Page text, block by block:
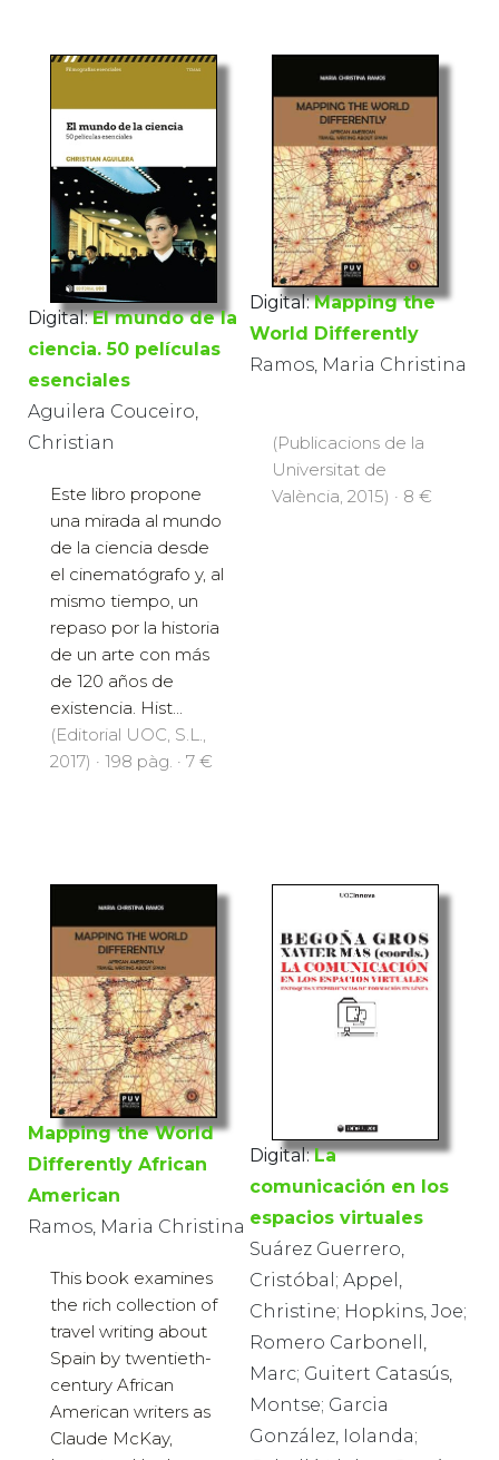
Digital: El mundo de la
ciencia. 50 películas
esenciales
Aguilera Couceiro,
Christian
Este libro propone
una mirada al mundo
de la ciencia desde
el cinematógrafo y, al
mismo tiempo, un
repaso por la historia
de un arte con más
de 120 años de
existencia. Hist...
(Editorial UOC, S.L.,
2017) · 198 pàg. · 7 €
Digital: Mapping the
World Differently
Ramos, Maria Christina
(Publicacions de la
Universitat de
València, 2015) · 8 €
Mapping the World
Differently African
American
Ramos, Maria Christina
This book examines
the rich collection of
travel writing about
Spain by twentieth-
century African
American writers as
Claude McKay,
Digital: La
comunicación en los
espacios virtuales
Suárez Guerrero,
Cristóbal; Appel,
Christine; Hopkins, Joe;
Romero Carbonell,
Marc; Guitert Catasús,
Montse; Garcia
González, Iolanda;